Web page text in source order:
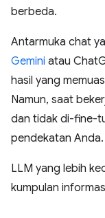
berbeda.
Antarmuka chat
Gemini atau
hasil yang
Namun, saat
dan tidak di-fine-
pendekatan Anda.
LLM yang lebih
kumpulan